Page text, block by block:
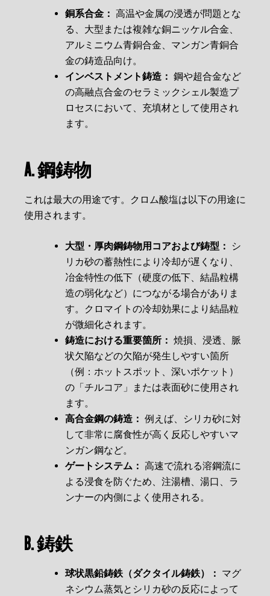
銅系合金： 高温や金属の浸透が問題とな
る、大型または複雑な銅ニッケル合金、
アルミニウム青銅合金、マンガン青銅合
金の鋳造品向け。
インベストメント鋳造： 鋼や超合金など
の高融点合金のセラミックシェル製造プ
ロセスにおいて、充填材として使用され
ます。
A. 鋼鋳物
これは最大の用途です。クロム酸塩は以下の用途に
使用されます。
大型・厚肉鋼鋳物用コアおよび鋳型：
シ
リカ砂の蓄熱性により冷却が遅くなり、
冶金特性の低下（硬度の低下、結晶粒構
造の弱化など）につながる場合がありま
す。クロマイトの冷却効果により結晶粒
が微細化されます。
鋳造における重要箇所： 焼損、浸透、脈
状欠陥などの欠陥が発生しやすい箇所
（例：ホットスポット、深いポケット）
の「チルコア」または表面砂に使用され
ます。
高合金鋼の鋳造： 例えば、シリカ砂に対
して非常に腐食性が高く反応しやすいマ
ンガン鋼など。
ゲートシステム： 高速で流れる溶鋼流に
よる浸食を防ぐため、注湯槽、湯口、ラ
ンナーの内側によく使用される。
B. 鋳鉄
球状黒鉛鋳鉄（ダクタイル鋳鉄）： マグ
ネシウム蒸気とシリカ砂の反応によって